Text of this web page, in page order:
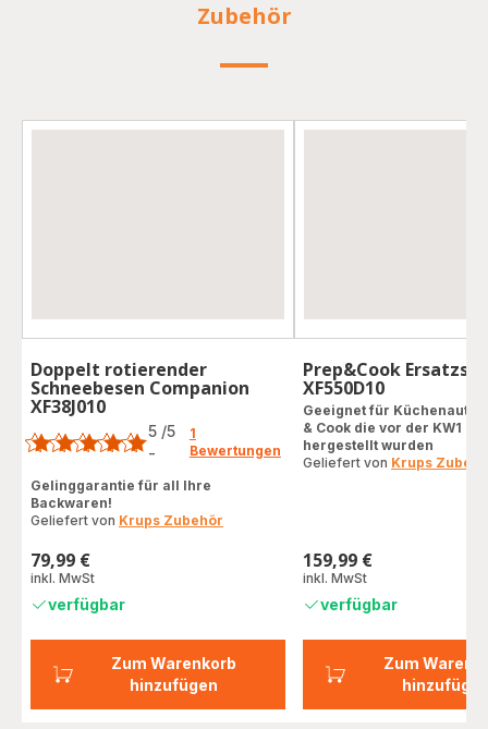
Zubehör
Zum Warenkorb
hinzufügen
Doppelt rotierender
Schneebesen Companion
XF38J010
Bewertung
mit
5
Sternen
(Durchschnitt)
5 /5
-
1
Bewertungen
Gelinggarantie für all Ihre
Backwaren!
Geliefert von Krups Zubehör
Preis
79,99 €
inkl. MwSt
verfügbar
Zum
Prep&Cook
XF550D10
Geeignet für
& Cook die vor der KW1
hergestellt wurden
Geliefert von Krups
Preis
159,99 €
inkl. MwSt
verfügbar